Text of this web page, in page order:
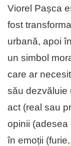
Viorel Pașca
fost
urbană, apoi
un simbol
care ar
său dezvăluie
act (real sau
opinii (adesea
în emoții